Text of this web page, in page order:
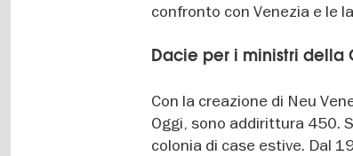
confronto con Venezia e le
Dacie per i ministri della
Con la creazione di Neu
Oggi, sono addirittura 450.
colonia di case estive. Dal